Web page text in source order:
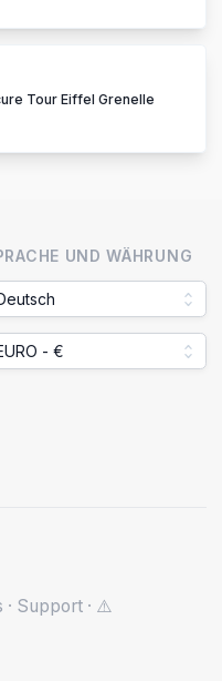
Tour Eiffel Grenelle
UND WÄHRUNG
- €
· Support · ⚠️